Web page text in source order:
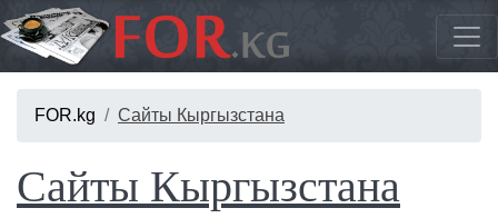
FOR.kg Сайты Кыргызстана
Сайты Кыргызстана